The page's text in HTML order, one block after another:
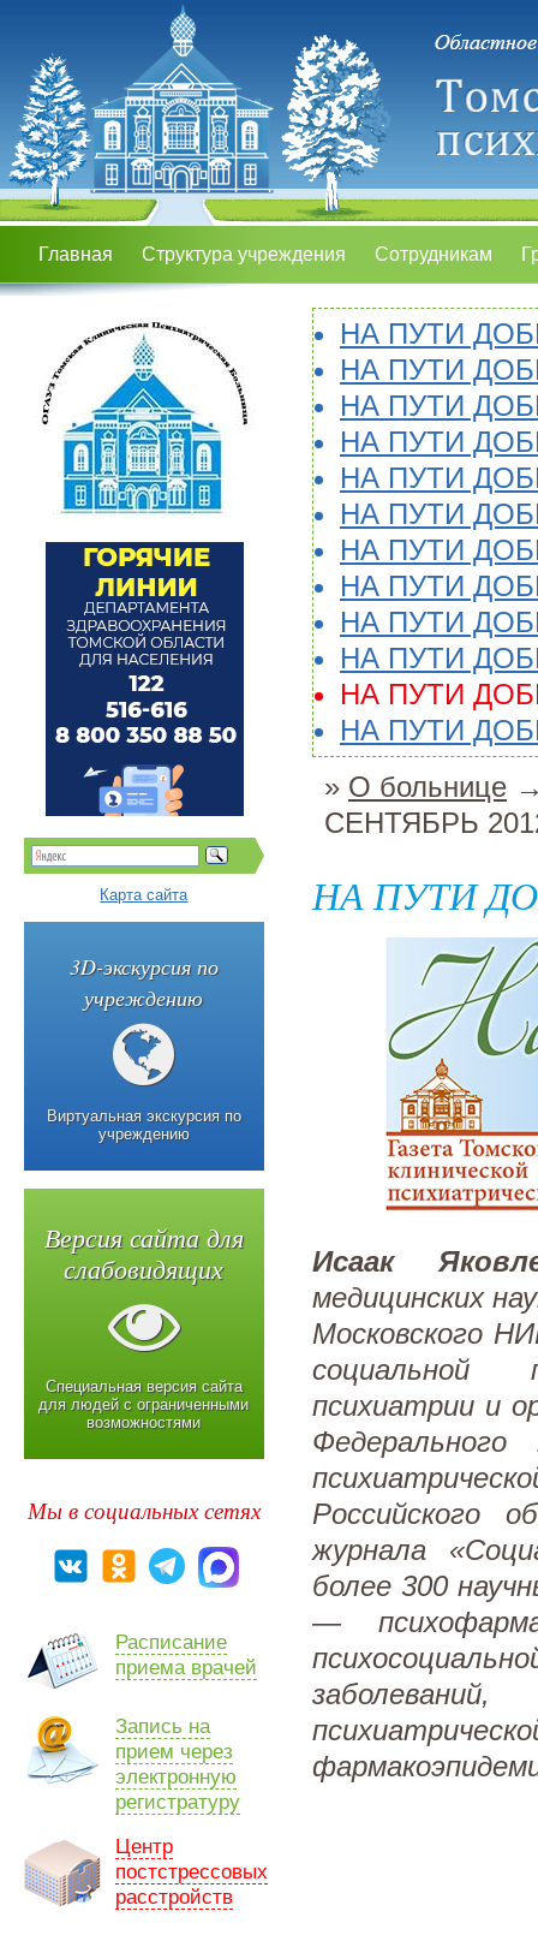
Главная Структура учреждения Сотрудникам
НА ПУТИ
НА ПУТИ
НА ПУТИ
НА ПУТИ
НА ПУТИ
НА ПУТИ
НА ПУТИ
НА ПУТИ
НА ПУТИ
НА ПУТИ
НА ПУТИ
НА ПУТИ
» О больнице
СЕНТЯБРЬ
НА ПУТИ
Исаак
медицинских
Московского
социальной
психиатрии и
Федерального
Российского
журнала
более 300
—
Карта сайта
3D-экскурсия по
учреждению
Виртуальная экскурсия по
учреждению
Версия сайта для
слабовидящих
Специальная версия сайта
для людей с ограниченными
возможностями
Мы в социальных сетях
Расписание
приема врачей
Запись на
прием через
электронную
регистратуру
Центр
постстрессовых
расстройств